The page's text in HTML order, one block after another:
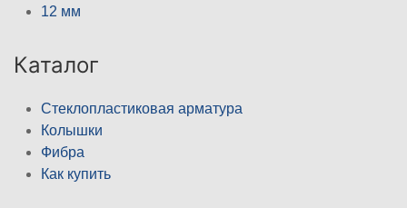
12 мм
Каталог
Стеклопластиковая арматура
Колышки
Фибра
Как купить